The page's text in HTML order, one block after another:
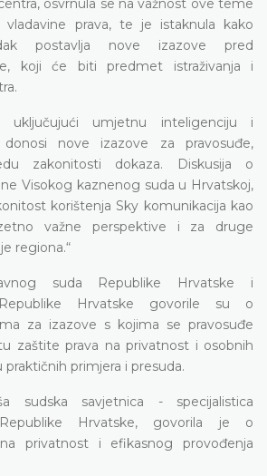
osvrnula se na važnost ove teme
prava, te je istaknula kako
postavlja nove izazove pred
koji će biti predmet istraživanja i
uključujući umjetnu inteligenciju i
nove izazove za pravosuđe,
zakonitosti dokaza. Diskusija o
Visokog kaznenog suda u Hrvatskoj,
korištenja Sky komunikacija kao
važne perspektive i za druge
regiona.“
suda Republike Hrvatske i
Hrvatske govorile su o
za izazove s kojima se pravosuđe
zaštite prava na privatnost i osobnih
praktičnih primjera i presuda.
sudska savjetnica - specijalistica
Hrvatske, govorila je o
na privatnost i efikasnog provođenja